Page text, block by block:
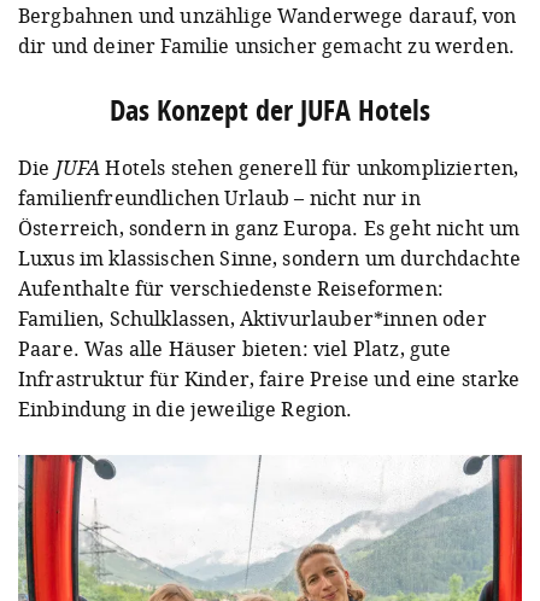
Bergbahnen und unzählige Wanderwege darauf, von
dir und deiner Familie unsicher gemacht zu werden.
Das Konzept der JUFA Hotels
Die JUFAHotels stehen generell für unkomplizierten,
familienfreundlichen Urlaub – nicht nur in
Österreich, sondern in ganz Europa. Es geht nicht um
Luxus im klassischen Sinne, sondern um durchdachte
Aufenthalte für verschiedenste Reiseformen:
Familien, Schulklassen, Aktivurlauber*innen oder
Paare. Was alle Häuser bieten: viel Platz, gute
Infrastruktur für Kinder, faire Preise und eine starke
Einbindung in die jeweilige Region.